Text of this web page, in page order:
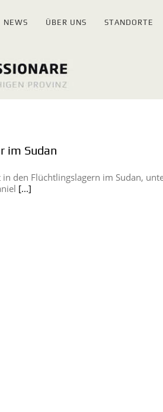
NEWS ÜBER UNS STANDORTE
im Sudan
den Flüchtlingslagern im Sudan,
[...]